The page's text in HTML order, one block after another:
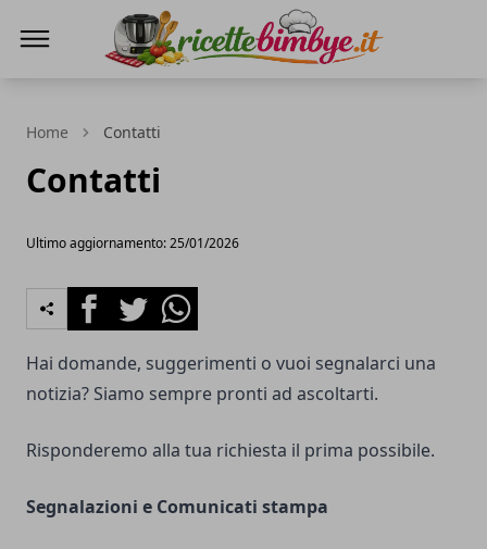
Home Contatti
Contatti
Ultimo aggiornamento: 25/01/2026
FacebookTwitterWhatsapp
Hai domande, suggerimenti o vuoi segnalarci una
notizia? Siamo sempre pronti ad ascoltarti.
Risponderemo alla tua richiesta il prima possibile.
Segnalazioni e Comunicati stampa